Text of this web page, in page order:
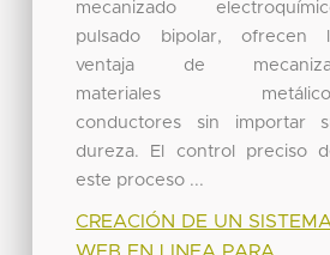
mecanizado
pulsado bipolar, ofrecen
ventaja de
materiales
conductores sin importar
dureza. El control preciso
este proceso ...
CREACIÓN DE UN SISTEMA
WEB EN LINEA PARA